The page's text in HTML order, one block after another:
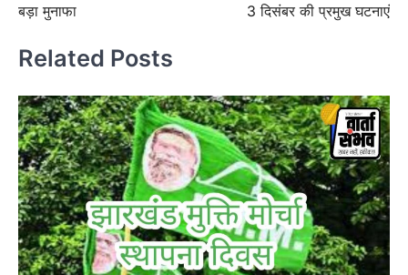
बड़ा मुनाफा
3 दिसंबर की प्रमुख घटनाएं
Related Posts